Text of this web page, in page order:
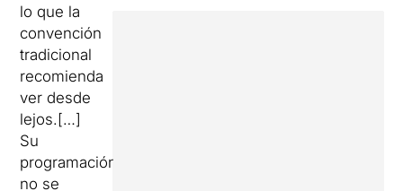
lo que la
convención
tradicional
recomienda
ver desde
lejos.[…]
Su
programación
no se